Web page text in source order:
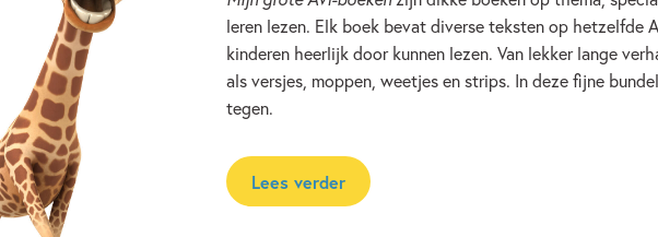
leren lezen. Elk boek bevat diverse teksten op hetzelfde
kinderen heerlijk door kunnen lezen. Van lekker lange
als versjes, moppen, weetjes en strips. In deze fijne
tegen.
Lees verder